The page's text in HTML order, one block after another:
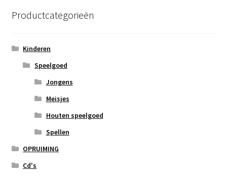
Productcategorieën
Kinderen
Speelgoed
Jongens
Meisjes
Houten speelgoed
Spellen
OPRUIMING
Cd's